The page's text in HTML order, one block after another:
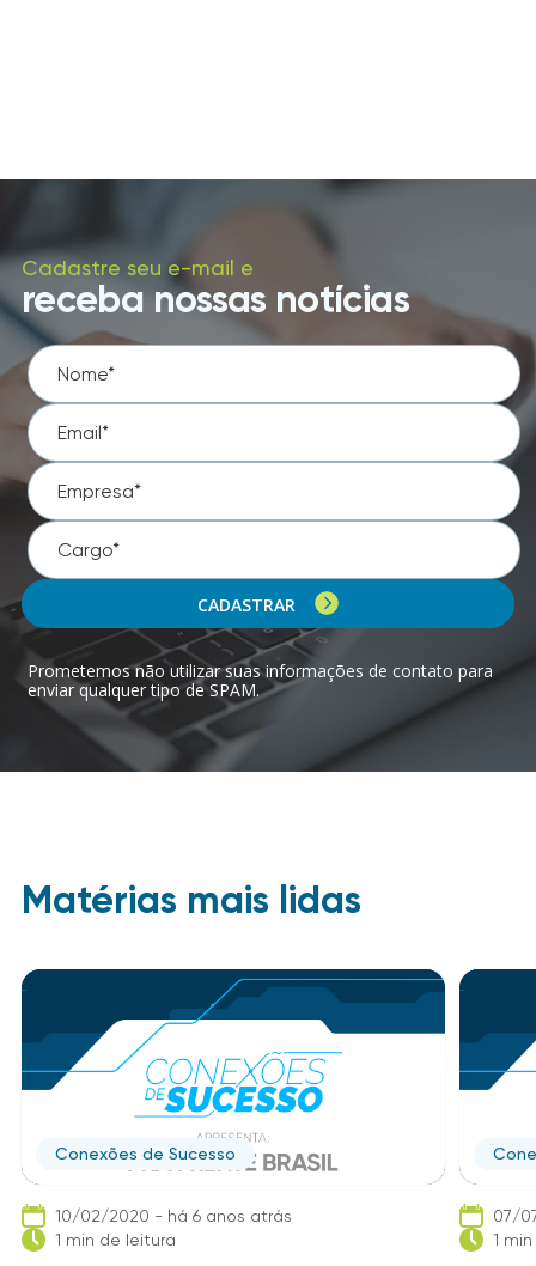
Cadastre seu e-mail e
receba nossas notícias
CADASTRAR
Prometemos não utilizar suas informações de contato para
enviar qualquer tipo de SPAM.
Matérias mais lidas
Conexões de Sucesso
10/02/2020 - há 6 anos atrás
1 min de leitura
07/
1